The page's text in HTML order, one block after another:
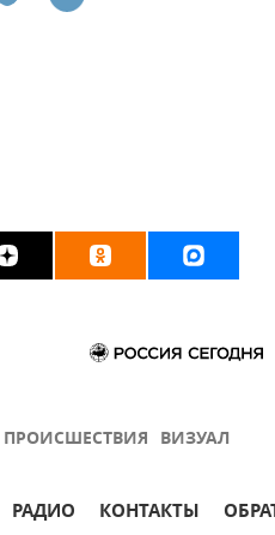
ПРОИСШЕСТВИЯ ВИЗУАЛ
РАДИО КОНТАКТЫ